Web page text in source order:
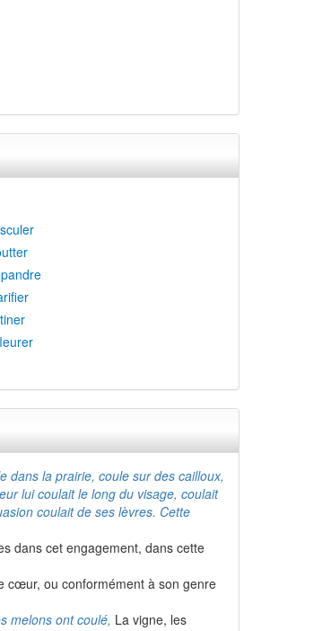
dans la prairie, coule sur des cailloux,
lui coulait le long du visage, coulait
coulait de ses lèvres. Cette
dans cet engagement, dans cette
cœur, ou conformément à son genre
melons ont coulé, La vigne, les